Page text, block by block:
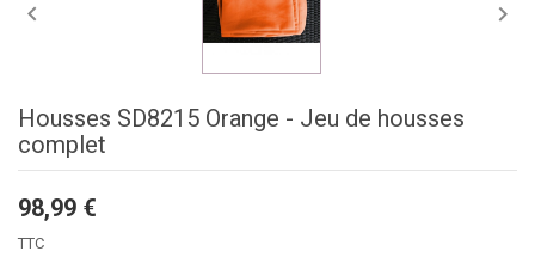
 
Housses SD8215 Orange - Jeu de housses
complet
98,99 €
TTC